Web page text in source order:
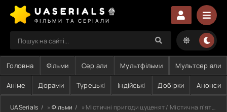
UASERIALS🍿
ФІЛЬМИ ТА СЕРІАЛИ
Головна Фільми Серіали Мультфільми Мультсеріали
Аніме Дорами Турецькі Індійські Добірки Анонси
UASerials » Фільми » Містичні пригоди цуценят / Містична п'ятірка